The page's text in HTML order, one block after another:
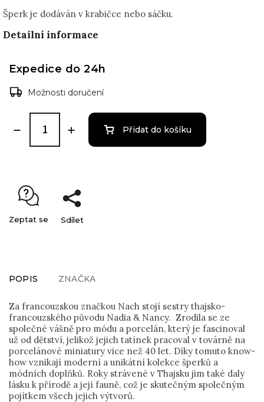
Šperk je dodáván v krabičce nebo sáčku.
Detailní informace
Expedice do 24h
Možnosti doručení
Přidat do košíku
Zeptat se Sdílet
POPIS ZNAČKA
Za francouzskou značkou Nach stojí sestry thajsko-
francouzského původu Nadia & Nancy. Zrodila se ze
společné vášně pro módu a porcelán, který je fascinoval
už od dětství, jelikož jejich tatínek pracoval v továrně na
porcelánové miniatury vice než 40 let. Díky tomuto know-
how vznikají moderní a unikátní kolekce šperků a
módních doplňků. Roky strávené v Thajsku jim také daly
lásku k přírodě a její fauně, což je skutečným společným
pojítkem všech jejich výtvorů.